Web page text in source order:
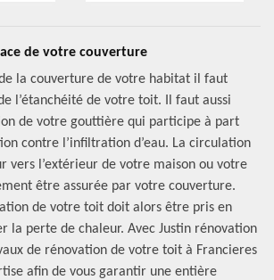
de votre couverture
la couverture de votre habitat il faut
l’étanchéité de votre toit. Il faut aussi
de votre gouttière qui participe à part
contre l’infiltration d’eau. La circulation
vers l’extérieur de votre maison ou votre
être assurée par votre couverture.
de votre toit doit alors être pris en
la perte de chaleur. Avec Justin rénovation
de rénovation de votre toit à Francieres
afin de vous garantir une entière